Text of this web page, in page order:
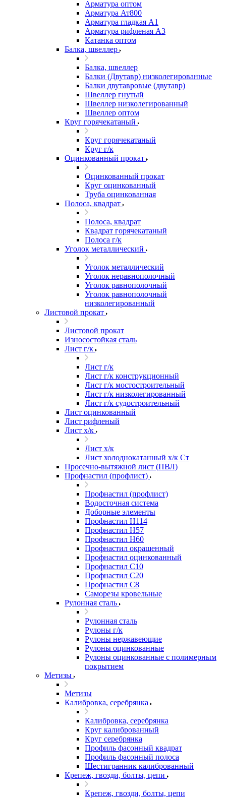
Арматура оптом
Арматура Ат800
Арматура гладкая А1
Арматура рифленая А3
Катанка оптом
Балка, швеллер
Балка, швеллер
Балки (Двутавр) низколегированные
Балки двутавровые (двутавр)
Швеллер гнутый
Швеллер низколегированный
Швеллер оптом
Круг горячекатаный
Круг горячекатаный
Круг г/к
Оцинкованный прокат
Оцинкованный прокат
Круг оцинкованный
Труба оцинкованная
Полоса, квадрат
Полоса, квадрат
Квадрат горячекатаный
Полоса г/к
Уголок металлический
Уголок металлический
Уголок неравнополочный
Уголок равнополочный
Уголок равнополочный
низколегированный
Листовой прокат
Листовой прокат
Износостойкая сталь
Лист г/к
Лист г/к
Лист г/к конструкционный
Лист г/к мостостроительный
Лист г/к низколегированный
Лист г/к судостроительный
Лист оцинкованный
Лист рифленый
Лист х/к
Лист х/к
Лист холоднокатанный х/к Ст
Просечно-вытяжной лист (ПВЛ)
Профнастил (профлист)
Профнастил (профлист)
Водосточная система
Доборные элементы
Профнастил Н114
Профнастил Н57
Профнастил Н60
Профнастил окрашенный
Профнастил оцинкованный
Профнастил С10
Профнастил С20
Профнастил С8
Саморезы кровельные
Рулонная сталь
Рулонная сталь
Рулоны г/к
Рулоны нержавеющие
Рулоны оцинкованные
Рулоны оцинкованные с полимерным
покрытием
Метизы
Метизы
Калибровка, серебрянка
Калибровка, серебрянка
Круг калиброванный
Круг серебрянка
Профиль фасонный квадрат
Профиль фасонный полоса
Шестигранник калиброванный
Крепеж, гвозди, болты, цепи
Крепеж, гвозди, болты, цепи